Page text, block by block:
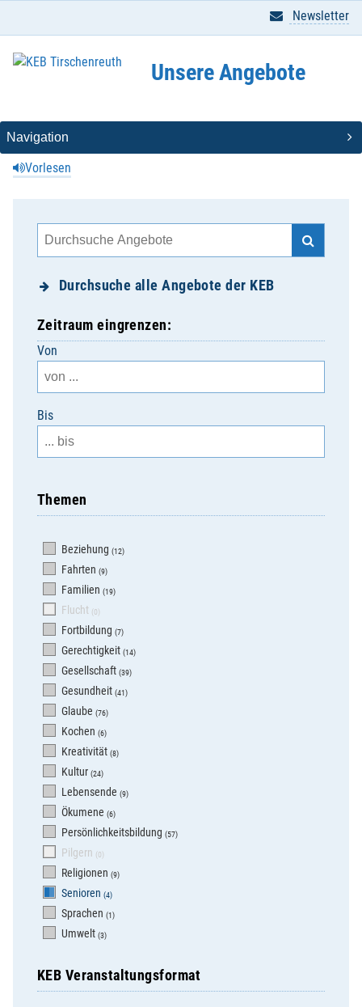
Vorlesen
Newsletter
Unsere Angebote
Durchsuche alle Angebote der KEB
Zeitraum eingrenzen:
Von
Bis
Themen
Beziehung (12)
Fahrten (9)
Familien (19)
Flucht (0)
Fortbildung (7)
Gerechtigkeit (14)
Gesellschaft (39)
Gesundheit (41)
Glaube (76)
Kochen (6)
Kreativität (8)
Kultur (24)
Lebensende (9)
Ökumene (6)
Persönlichkeitsbildung (57)
Pilgern (0)
Religionen (9)
Senioren (4)
Sprachen (1)
Umwelt (3)
KEB Veranstaltungsformat